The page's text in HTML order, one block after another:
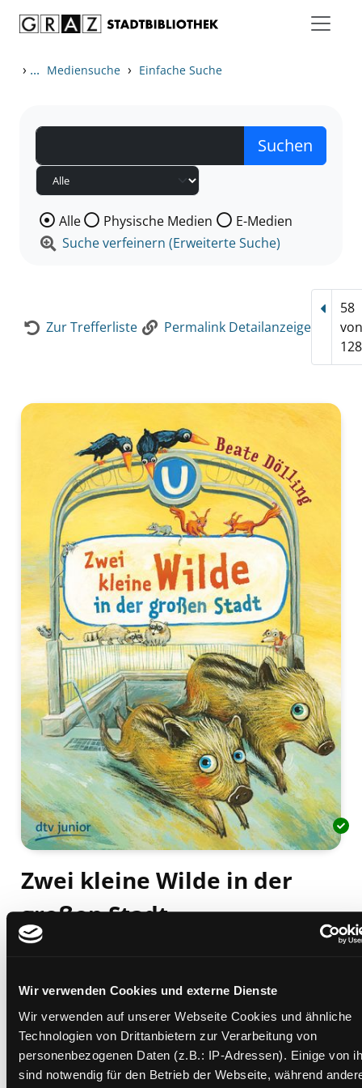
Wir verwenden Cookies und externe Dienste
Wir verwenden auf unserer Webseite Cookies und ähnliche
Technologien von Drittanbietern zur Verarbeitung von
personenbezogenen Daten (z.B.: IP-Adressen). Einige von
sind notwendig für den Betrieb der Webseite, während
› ... Mediensuche › Einfache Suche
Wählen Sie die Medienart nach der Sie suchen wollen.
Alle Physische Medien
E-Medien
Suche verfeinern (Erweiterte Suche)
Zur Trefferliste Permalink Detailanzeige
58
von
Zwei kleine Wilde in der
großen Stadt
Mediengruppe:
Beschreibung ein-/ausblenden
Mehr Informationen ein-/ausblenden